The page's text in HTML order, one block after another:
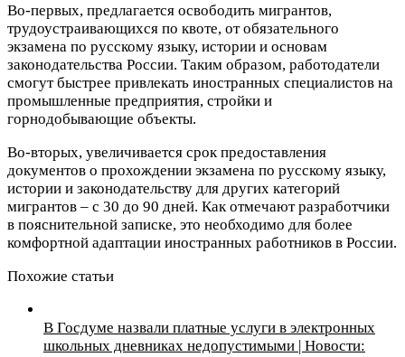
Во-первых, предлагается освободить мигрантов,
трудоустраивающихся по квоте, от обязательного
экзамена по русскому языку, истории и основам
законодательства России. Таким образом, работодатели
смогут быстрее привлекать иностранных специалистов на
промышленные предприятия, стройки и
горнодобывающие объекты.
Во-вторых, увеличивается срок предоставления
документов о прохождении экзамена по русскому языку,
истории и законодательству для других категорий
мигрантов – с 30 до 90 дней. Как отмечают разработчики
в пояснительной записке, это необходимо для более
комфортной адаптации иностранных работников в России.
Похожие статьи
В Госдуме назвали платные услуги в электронных
школьных дневниках недопустимыми | Новости: